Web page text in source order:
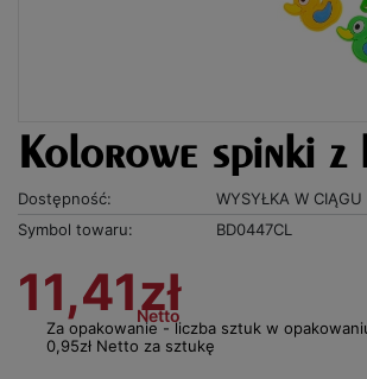
Kolorowe spinki z
Dostępność:
WYSYŁKA W
Symbol towaru:
BD0447CL
11,41zł
Netto
Za opakowanie - liczba sztuk w
0,95zł Netto za sztukę